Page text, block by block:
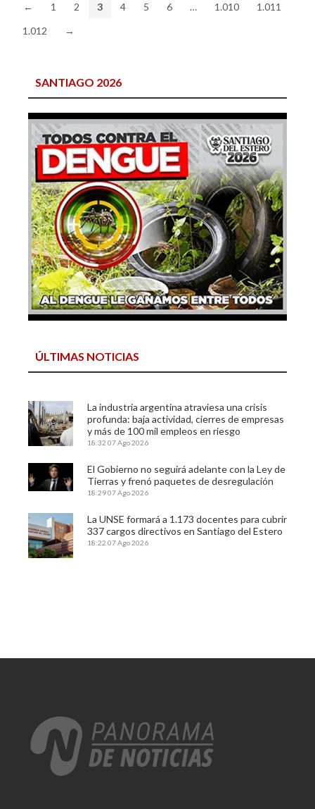
← 1 2 3 4 5 6 … 1.010
1.011
1.012
→
SANTIAGO 2026
ÚLTIMAS NOTICIAS
La industria argentina atraviesa una crisis
profunda: baja actividad, cierres de empresas
y más de 100 mil empleos en riesgo
18:32 07 Ago 2026
El Gobierno no seguirá adelante con la Ley de
Tierras y frenó paquetes de desregulación
18:2907 Ago 2026
La UNSE formará a 1.173 docentes para cubrir
337 cargos directivos en Santiago del Estero
18:22 07 Ago 2026